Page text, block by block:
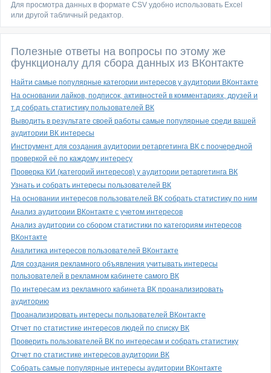
Для просмотра данных в формате CSV удобно использовать Excel
или другой табличный редактор.
Полезные ответы на вопросы по этому же
функционалу для сбора данных из ВКонтакте
Найти самые популярные категории интересов у аудитории ВКонтакте
На основании лайков, подписок, активностей в комментариях, друзей и
т.д собрать статистику пользователей ВК
Выводить в результате своей работы самые популярные среди вашей
аудитории ВК интересы
Инструмент для создания аудитории ретаргетинга ВК с поочередной
проверкой её по каждому интересу
Проверка КИ (категорий интересов) у аудитории ретаргетинга ВК
Узнать и собрать интересы пользователей ВК
На основании интересов пользователей ВК собрать статистику по ним
Анализ аудитории ВКонтакте с учетом интересов
Анализ аудитории со сбором статистики по категориям интересов
ВКонтакте
Аналитика интересов пользователей ВКонтакте
Для создания рекламного объявления учитывать интересы
пользователей в рекламном кабинете самого ВК
По интересам из рекламного кабинета ВК проанализировать
аудиторию
Проанализировать интересы пользователей ВКонтакте
Отчет по статистике интересов людей по списку ВК
Проверить пользователей ВК по интересам и собрать статистику
Отчет по статистике интересов аудитории ВК
Собрать самые популярные интересы аудитории ВКонтакте